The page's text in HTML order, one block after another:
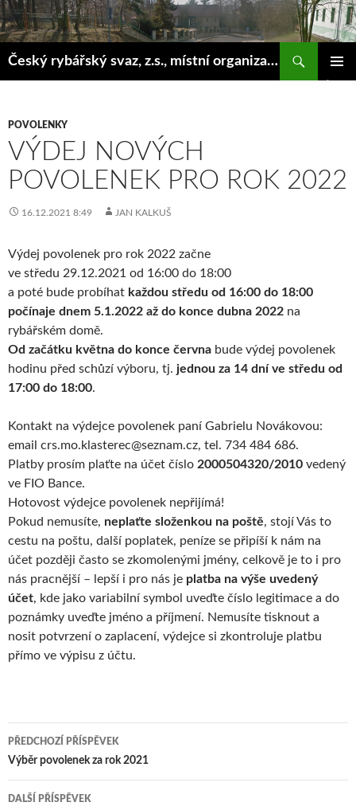
Český rybářský svaz, z.s., místní organizace Klášterec nad Ohří
Hledat
WEBU
POVOLENKY
VÝDEJ NOVÝCH
POVOLENEK PRO ROK 2022
16.12.2021 8:49 JAN KALKUŠ
Výdej povolenek pro rok 2022 začne
ve středu 29.12.2021 od 16:00 do 18:00
a poté bude probíhat každou středu od 16:00 do 18:00
počínaje dnem 5.1.2022 až do konce dubna 2022 na
rybářském domě.
Od začátku května do konce června bude výdej povolenek
hodinu před schůzí výboru, tj. jednou za 14 dní ve středu od
17:00 do 18:00.
Kontakt na výdejce povolenek paní Gabrielu Novákovou:
email crs.mo.klasterec@seznam.cz, tel. 734 484 686.
Platby prosím plaťte na účet číslo 2000504320/2010 vedený
ve FIO Bance.
Hotovost výdejce povolenek nepřijímá!
Pokud nemusíte, neplaťte složenkou na poště, stojí Vás to
cestu na poštu, další poplatek, peníze se připíší k nám na
účet později často se zkomolenými jmény, celkově je to i pro
nás pracnější – lepší i pro nás je platba na výše uvedený
účet, kde jako variabilní symbol uveďte číslo legitimace a do
poznámky uveďte jméno a příjmení. Nemusíte tisknout a
nosit potvrzení o zaplacení, výdejce si zkontroluje platbu
přímo ve výpisu z účtu.
Navigace
pro
příspěvky
PŘEDCHOZÍ PŘÍSPĚVEK
Výběr povolenek za rok 2021
DALŠÍ PŘÍSPĚVEK